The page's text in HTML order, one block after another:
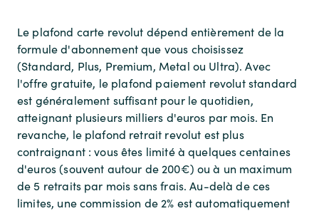
Le plafond carte revolut dépend entièrement de la
formule d'abonnement que vous choisissez
(Standard, Plus, Premium, Metal ou Ultra). Avec
l'offre gratuite, le plafond paiement revolut standard
est généralement suffisant pour le quotidien,
atteignant plusieurs milliers d'euros par mois. En
revanche, le plafond retrait revolut est plus
contraignant : vous êtes limité à quelques centaines
d'euros (souvent autour de 200€) ou à un maximum
de 5 retraits par mois sans frais. Au-delà de ces
limites, une commission de 2% est automatiquement